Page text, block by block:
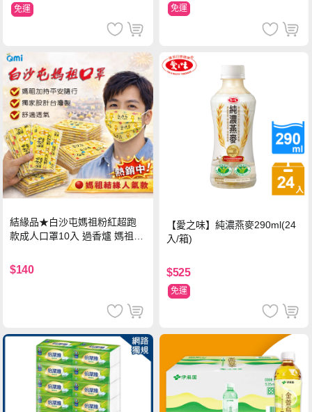
免運 免運
結緣品★白沙屯媽祖粉紅超跑
款成人口罩10入 過香爐 媽祖加
$140
【愛之味】純濃燕麥290ml(24
入/箱)
$525
免運